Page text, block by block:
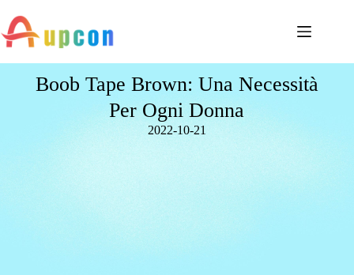
Boob Tape Brown: Una Necessità
Per Ogni Donna
2022-10-21